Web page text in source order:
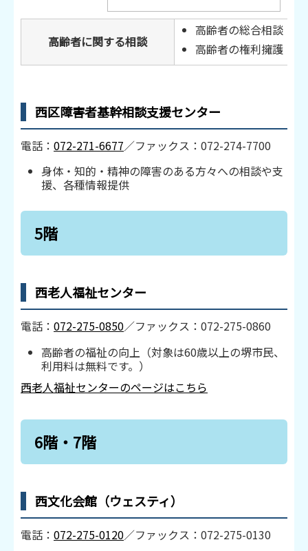
高齢者に関する相談
高齢者の総合相談・
高齢者の権利擁護・
西区障害者基幹相談支援センター
電話： 072-271-6677／ファックス：072-274-7700
身体・知的・精神の障害のある方々への相談や支
援、各種情報提供
5階
西老人福祉センター
電話： 072-275-0850／ファックス：072-275-0860
高齢者の福祉の向上（対象は60歳以上の堺市民、
利用料は無料です。）
西老人福祉センターのページはこちら
6階・7階
西文化会館（ウェスティ）
電話： 072-275-0120／ファックス：072-275-0130